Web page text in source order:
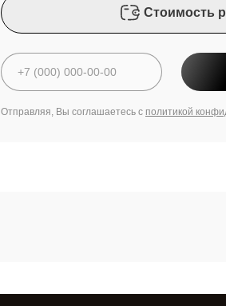
Стоимость
Отправляя, Вы соглашаетесь с политикой